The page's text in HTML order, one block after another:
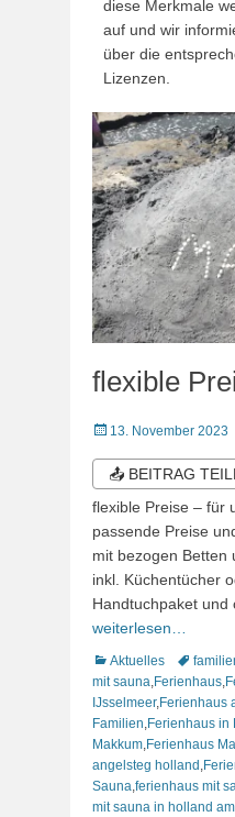
diese Merkmale
auf und wir
über die
Lizenzen.
flexible
Veröffentlicht
13. November 2023
📤 BEITRAG
flexible Preise – für
passende Preise
mit bezogen Betten
inkl. Küchentücher
Handtuchpaket und
weiterlesen…
Kategorien
Aktuelles
mit sauna,Ferienhaus,
IJsselmeer,Ferienhaus
Familien,Ferienhaus in
Makkum,Ferienhaus
angelsteg holland ,
Sauna,ferienhaus mit
mit sauna in holland